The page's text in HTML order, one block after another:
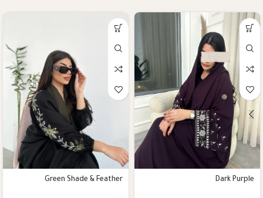
Dark Purple
Green Shade & Feather